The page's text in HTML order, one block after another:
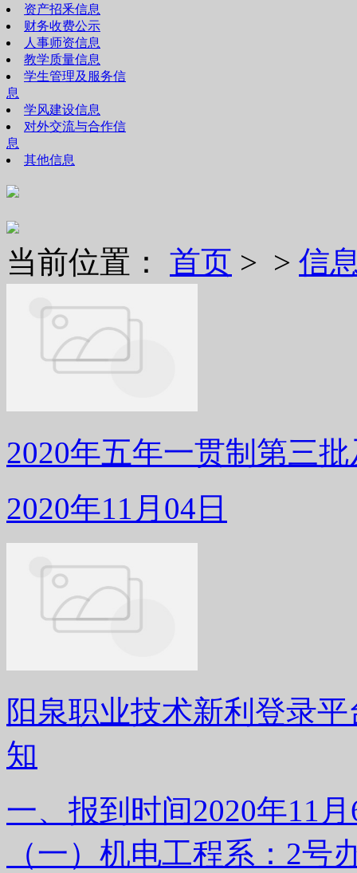
资产招釆信息
财务收费公示
人事师资信息
教学质量信息
学生管理及服务信
息
学风建设信息
对外交流与合作信
息
其他信息
当前位置： 首页 > > 信
2020年五年一贯制第三
2020年11月04日
阳泉职业技术新利登录
知
一、报到时间2020年11
（一）机电工程系：2号